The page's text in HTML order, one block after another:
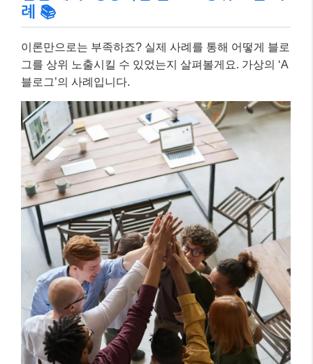
(이미지 출처: Pexels)